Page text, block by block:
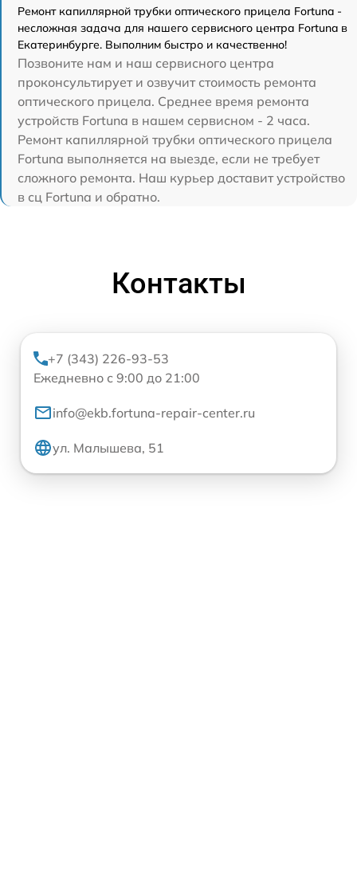
Ремонт капиллярной трубки оптического прицела Fortuna -
несложная задача для нашего сервисного центра Fortuna в
Екатеринбурге. Выполним быстро и качественно!
Позвоните нам и наш сервисного центра
проконсультирует и озвучит стоимость ремонта
оптического прицела. Среднее время ремонта
устройств Fortuna в нашем сервисном - 2 часа.
Ремонт капиллярной трубки оптического прицела
Fortuna выполняется на выезде, если не требует
сложного ремонта. Наш курьер доставит устройство
в сц Fortuna и обратно.
Контакты
+7 (343) 226-93-53
Ежедневно с 9:00 до 21:00
info@ekb.fortuna-repair-center.ru
ул. Малышева, 51